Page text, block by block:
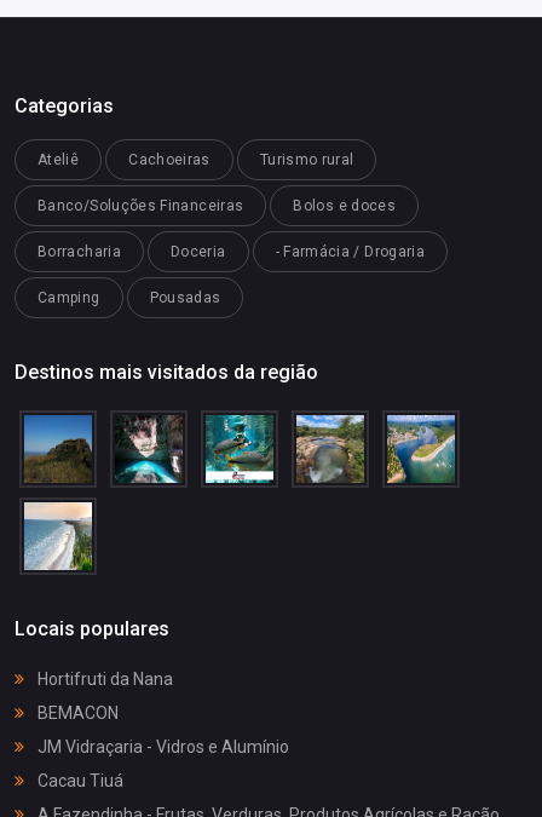
Categorias
Ateliê Cachoeiras Turismo rural
Banco/Soluções Financeiras Bolos e doces
Borracharia Doceria - Farmácia / Drogaria
Camping Pousadas
Destinos mais visitados da região
Locais populares
Hortifruti da Nana
BEMACON
JM Vidraçaria - Vidros e Alumínio
Cacau Tiuá